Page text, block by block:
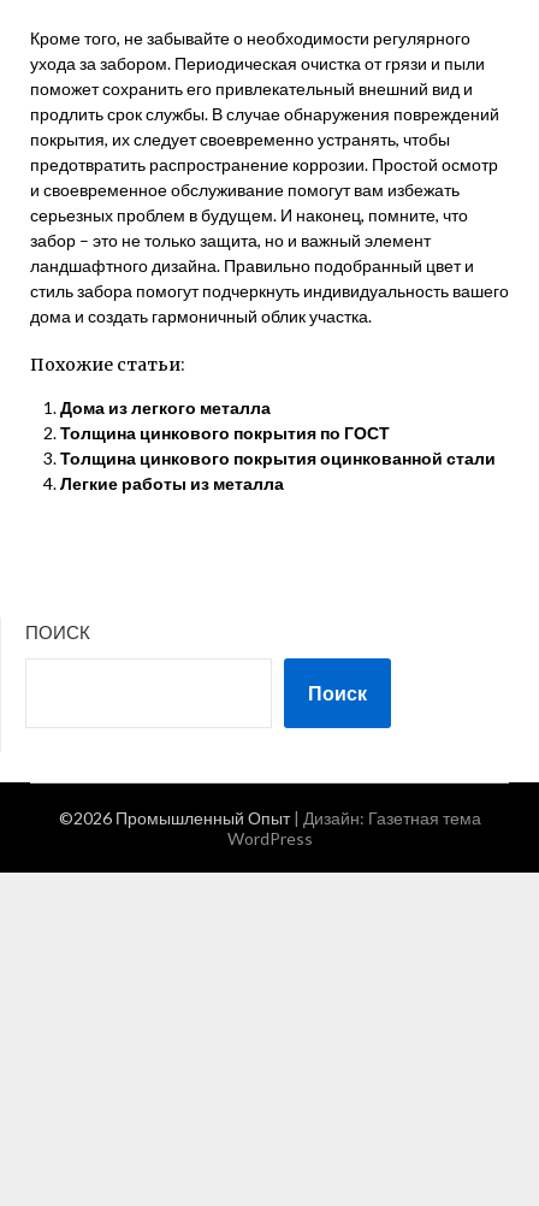
Кроме того, не забывайте о необходимости регулярного
ухода за забором. Периодическая очистка от грязи и пыли
поможет сохранить его привлекательный внешний вид и
продлить срок службы. В случае обнаружения повреждений
покрытия, их следует своевременно устранять, чтобы
предотвратить распространение коррозии. Простой осмотр
и своевременное обслуживание помогут вам избежать
серьезных проблем в будущем. И наконец, помните, что
забор – это не только защита, но и важный элемент
ландшафтного дизайна. Правильно подобранный цвет и
стиль забора помогут подчеркнуть индивидуальность вашего
дома и создать гармоничный облик участка.
Похожие статьи:
Дома из легкого металла
Толщина цинкового покрытия по ГОСТ
Толщина цинкового покрытия оцинкованной стали
Легкие работы из металла
ПОИСК
Поиск
©2026 Промышленный Опыт| Дизайн: Газетная тема
WordPress